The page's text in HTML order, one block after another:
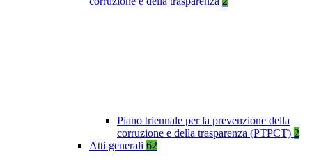
Piano triennale per la prevenzione della
corruzione e della trasparenza (PTPCT) 2
Atti generali 62